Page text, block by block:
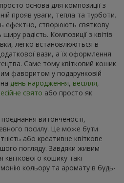
основа для композиції з
прояв уваги, тепла та турботи.
ефектно, створюють святкову
радість. Композиції з квітів
легко встановлюються в
вази, а їх оформлення
Саме тому квітковий кошик
фаворитом у подарунковій
день народження, весілля,
свято або просто як
витонченості,
посилу. Це може бути
або креативне квіткове
погляду. Завдяки живим
кошику такі
кольору та аромату в будь-